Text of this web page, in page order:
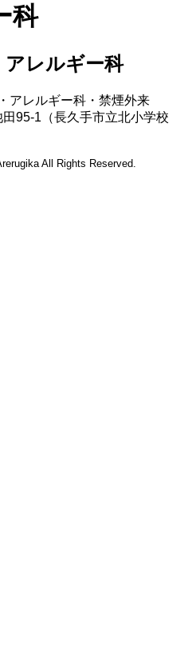
科
アレルギー科
アレルギー科・禁煙外来
95-1（長久手市立北小学校
All Rights Reserved.